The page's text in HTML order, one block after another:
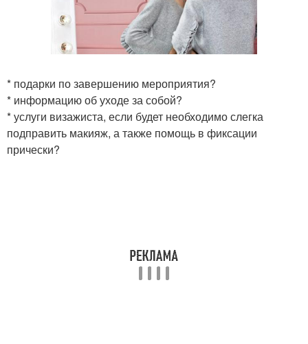
* подарки по завершению мероприятия?
* информацию об уходе за собой?
* услуги визажиста, если будет необходимо слегка
подправить макияж, а также помощь в фиксации
прически?